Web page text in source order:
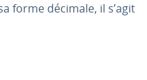
forme décimale, il s’agit